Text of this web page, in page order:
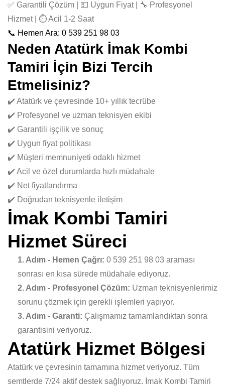
✅ Garantili Çözüm | 💵 Uygun Fiyat | 🔧 Profesyonel
Hizmet | ⏱️ Acil 1-2 Saat
📞 Hemen Ara: 0 539 251 98 03
Neden Atatürk İmak Kombi
Tamiri İçin Bizi Tercih
Etmelisiniz?
✔️ Atatürk ve çevresinde 10+ yıllık tecrübe
✔️ Profesyonel ve uzman teknisyen ekibi
✔️ Garantili işçilik ve sonuç
✔️ Uygun fiyat politikası
✔️ Müşteri memnuniyeti odaklı hizmet
✔️ Acil ve özel durumlarda hızlı müdahale
✔️ Net fiyatlandırma
✔️ Doğrudan teknisyenle iletişim
İmak Kombi Tamiri
Hizmet Süreci
1. Adım - Hemen Çağrı: 0 539 251 98 03 araması
sonrası en kısa sürede müdahale ediyoruz.
2. Adım - Profesyonel Çözüm: Uzman teknisyenlerimiz
sorunu çözmek için gerekli işlemleri yapıyor.
3. Adım - Garanti: Çalışmamız tamamlandıktan sonra
garantisini veriyoruz.
Atatürk Hizmet Bölgesi
Atatürk ve çevresinin tamamına hizmet veriyoruz. Tüm
semtlerde 7/24 aktif destek sağlıyoruz. İmak Kombi Tamiri